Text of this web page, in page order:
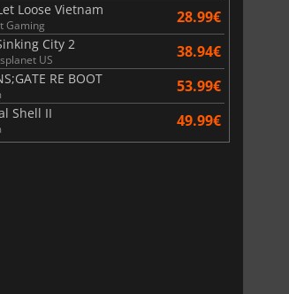
Loose Vietnam
Gaming 28.99€
City 2
US 38.94€
RE BOOT 53.99€
Shell II 49.99€